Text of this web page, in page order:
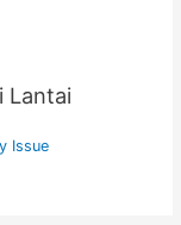
Lantai
Issue